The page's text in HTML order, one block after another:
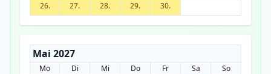
26.
27. 28. 29. 30.
Mai 2027
Mo Di Mi Do Fr Sa
So